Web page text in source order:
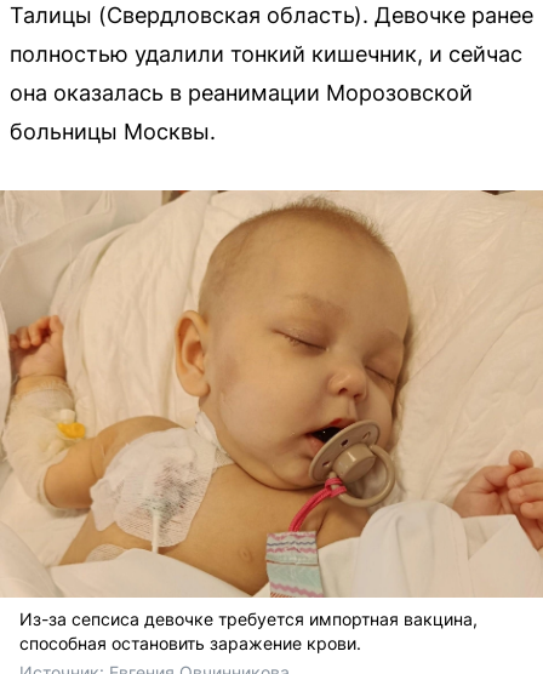
Талицы (Свердловская область). Девочке ранее
полностью удалили тонкий кишечник, и сейчас
она оказалась в реанимации Морозовской
больницы Москвы.
Из-за сепсиса девочке требуется импортная вакцина,
способная остановить заражение крови.